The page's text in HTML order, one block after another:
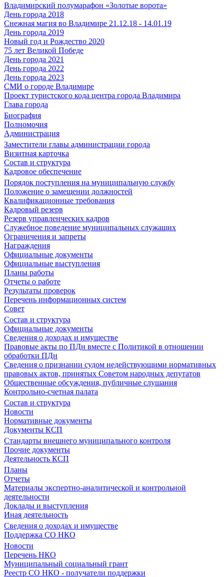
Владимирский полумарафон «Золотые ворота»
День города 2018
Снежная магия во Владимире 21.12.18 - 14.01.19
День города 2019
Новый год и Рождество 2020
75 лет Великой Победе
День города 2021
День города 2022
День города 2023
СМИ о городе Владимире
Проект туристского кода центра города Владимира
Глава города
Биография
Полномочия
Администрация
Заместители главы администрации города
Визитная карточка
Состав и структура
Кадровое обеспечение
Порядок поступления на муниципальную службу
Положение о замещении должностей
Квалификационные требования
Кадровый резерв
Резерв управленческих кадров
Служебное поведение муниципальных служащих
Ограничения и запреты
Награждения
Официальные документы
Официальные выступления
Планы работы
Отчеты о работе
Результаты проверок
Перечень информационных систем
Совет
Состав и структура
Официальные документы
Сведения о доходах и имуществе
Правовые акты по ПДн вместе с Политикой в отношении
обработки ПДн
Сведения о признании судом недействующими нормативных
правовых актов, принятых Советом народных депутатов
Общественные обсуждения, публичные слушания
Контрольно-счетная палата
Состав и структура
Новости
Нормативные документы
Документы КСП
Стандарты внешнего муниципального контроля
Прочие документы
Деятельность КСП
Планы
Отчеты
Материалы экспертно-аналитической и контрольной
деятельности
Доклады и выступления
Иная деятельность
Сведения о доходах и имуществе
Поддержка СО НКО
Новости
Перечень НКО
Муниципальный социальный грант
Реестр СО НКО - получатели поддержки